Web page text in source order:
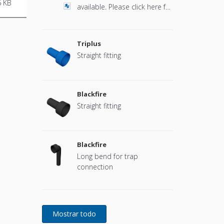
KB
available. Please click here for
Triplus
Straight fitting
Blackfire
Straight fitting
Blackfire
Long bend for trap
connection